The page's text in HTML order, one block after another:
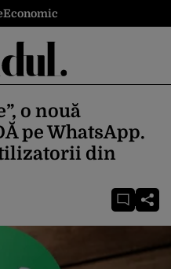
Economic
o nouă
pe WhatsApp.
din